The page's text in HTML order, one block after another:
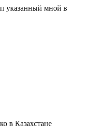
указанный мной в
в Казахстане